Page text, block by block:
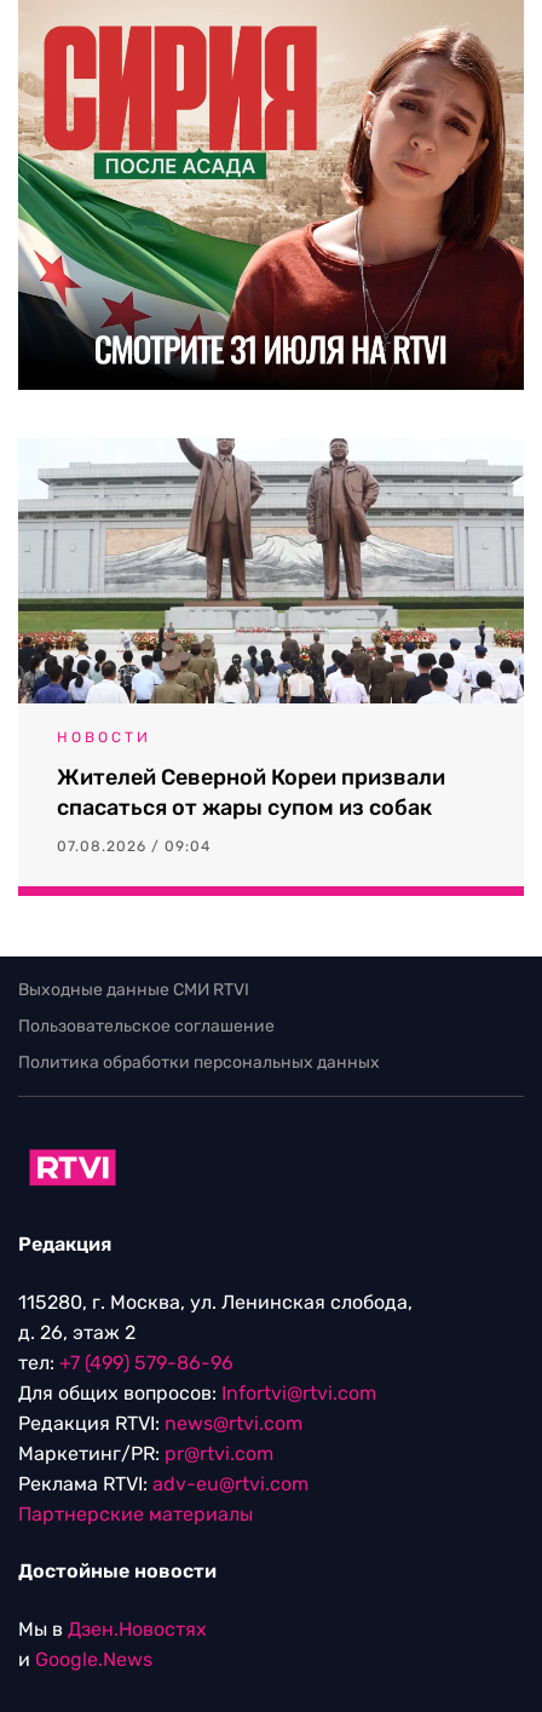
НОВОСТИ
Жителей Северной Кореи призвали
спасаться от жары супом из собак
07.08.2026 / 09:04
Выходные данные СМИ RTVI
Пользовательское соглашение
Политика обработки персональных данных
Редакция
115280, г. Москва, ул. Ленинская слобода,
д. 26, этаж 2
тел: +7 (499) 579-86-96
Для общих вопросов: Infortvi@rtvi.com
Редакция RTVI: news@rtvi.com
Маркетинг/PR: pr@rtvi.com
Реклама RTVI: adv-eu@rtvi.com
Партнерские материалы
Достойные новости
Мы в Дзен.Новостях
и Google.News